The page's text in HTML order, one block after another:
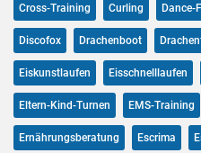
Cross-Training Curling Dance-
Discofox Drachenboot
Eiskunstlaufen Eisschnelllaufen
Eltern-Kind-Turnen EMS-Training
Ernährungsberatung Escrima